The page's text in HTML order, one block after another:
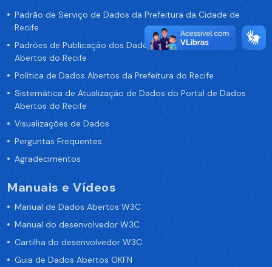
Padrão de Serviço de Dados da Prefeitura da Cidade de
Recife
Padrões de Publicação dos Dados no Portal de Dados
Abertos do Recife
Política de Dados Abertos da Prefeitura do Recife
Sistemática de Atualização de Dados do Portal de Dados
Abertos do Recife
Visualizações de Dados
Perguntas Frequentes
Agradecimentos
Manuais e Vídeos
Manual de Dados Abertos W3C
Manual do desenvolvedor W3C
Cartilha do desenvolvedor W3C
Guia de Dados Abertos OKFN